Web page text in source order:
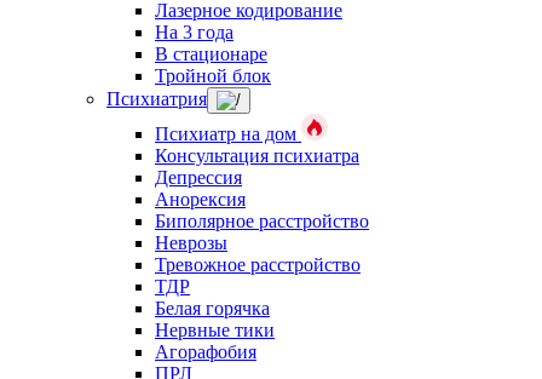
Лазерное кодирование
На 3 года
В стационаре
Тройной блок
Психиатрия
Психиатр на дом
Консультация психиатра
Депрессия
Анорексия
Биполярное расстройство
Неврозы
Тревожное расстройство
ТДР
Белая горячка
Нервные тики
Агорафобия
ПРЛ